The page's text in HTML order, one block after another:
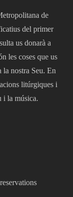
de
del primer
us donarà a
les coses que us
la nostra Seu. En
litúrgiques i
i la música.